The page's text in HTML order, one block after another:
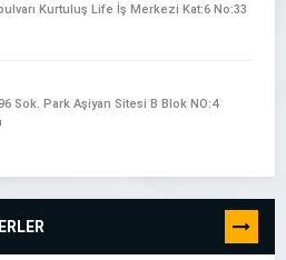
Kurtuluş Life İş Merkezi Kat:6 No:33
Sok. Park Aşiyan Sitesi B Blok NO:4
TÜMÜNÜ